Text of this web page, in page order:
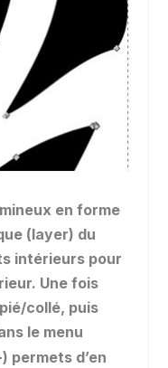
en forme
(layer) du
intérieurs pour
Une fois
collé, puis
le menu
permets d’en